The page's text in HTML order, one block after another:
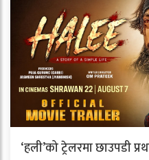
‘हली’को ट्रेलरमा छाउपडी